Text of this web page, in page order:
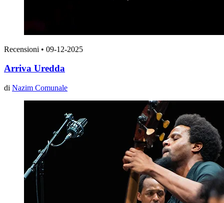
Recensioni • 09-12-2025
Arriva Uredda
di Nazim Comunale